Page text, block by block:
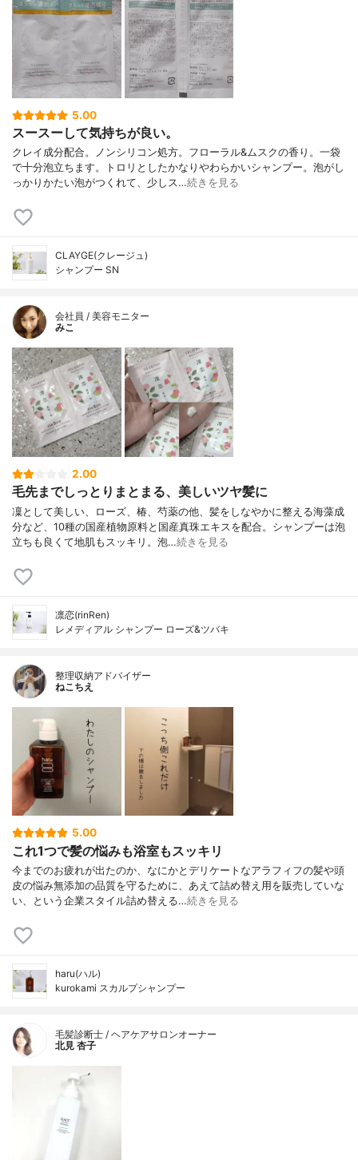
5.00
スースーして気持ちが良い。
クレイ成分配合。ノンシリコン処方。フローラル&ムスクの香り。一袋
で十分泡立ちます。トロリとしたかなりやわらかいシャンプー。泡がし
っかりかたい泡がつくれて、少しス…続きを見る
CLAYGE(クレージュ)
シャンプー SN
会社員 / 美容モニター
みこ
2.00
毛先までしっとりまとまる、美しいツヤ髪に
凜として美しい、ローズ、椿、芍薬の他、髪をしなやかに整える海藻成
分など、10種の国産植物原料と国産真珠エキスを配合。シャンプーは泡
立ちも良くて地肌もスッキリ。泡…続きを見る
凛恋(rinRen)
レメディアル シャンプー ローズ&ツバキ
整理収納アドバイザー
ねこちえ
5.00
これ1つで髪の悩みも浴室もスッキリ
今までのお疲れが出たのか、なにかとデリケートなアラフィフの髪や頭
皮の悩み無添加の品質を守るために、あえて詰め替え用を販売していな
い、という企業スタイル詰め替える…続きを見る
haru(ハル)
kurokami スカルプシャンプー
毛髪診断士 / ヘアケアサロンオーナー
北見 杏子